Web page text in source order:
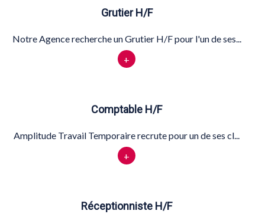
Grutier H/F
Notre Agence recherche un Grutier H/F pour l'un de ses...
+
Comptable H/F
Amplitude Travail Temporaire recrute pour un de ses cl...
+
Réceptionniste H/F